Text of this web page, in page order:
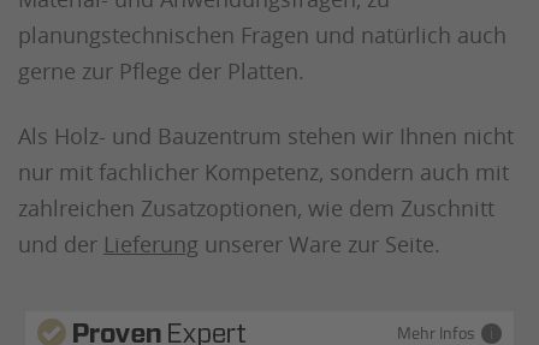
planungstechnischen Fragen und natürlich auch
gerne zur Pflege der Platten.
Als Holz- und Bauzentrum stehen wir Ihnen nicht
nur mit fachlicher Kompetenz, sondern auch mit
zahlreichen Zusatzoptionen, wie dem Zuschnitt
und der Lieferung unserer Ware zur Seite.
Mehr Infos